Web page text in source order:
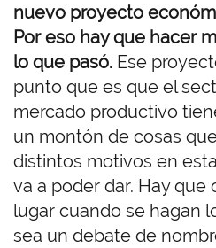
nuevo proyecto
Por eso hay que hacer
lo que pasó. Ese
punto que es que el
mercado productivo
un montón de cosas
distintos motivos en
va a poder dar. Hay que
lugar cuando se hagan
sea un debate de